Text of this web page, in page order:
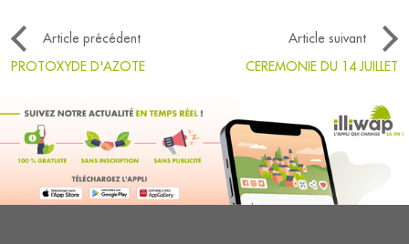
Article précédent
Article suivant
PROTOXYDE D'AZOTE
CEREMONIE DU 14 JUILLET